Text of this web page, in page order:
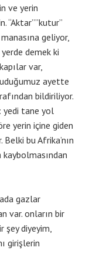
ve yerin
“Aktar””kutur”
geliyor,
demek ki
var,
ayette
bildiriliyor.
yedi tane yol
yerin içine giden
bu Afrika’nın
gazlar
var. onların bir
şey diyeyim,
girişlerin